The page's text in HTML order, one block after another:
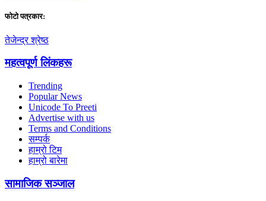
फाेटाे पत्रकार:
तेजेन्द्र श्रेष्ठ
महत्वपूर्ण लिंकहरू
Trending
Popular News
Unicode To Preeti
Advertise with us
Terms and Conditions
सम्पर्क
हाम्रो टिम
हाम्रो बारेमा
सामाजिक सञ्जाल